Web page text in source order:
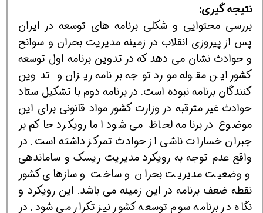
نتیجه گیری:
بررسی محتوایی و شكلی برنامه های توسعه در ایران
پس از پیروزی انقلاب در زمینه مدیریت بحران و سوانح
و حوادث نشان می دهد كه در تدوین برنامه اول توسعه
كشور این مقوله مورد توجه برنامه ریزان و تدوین
كنندگان برنامه نبوده است. در برنامه دوم با تشكیل ستاد
حوادث غیر مترقبه در وزارت كشور مواد قانونی برای این
موضوع در برنامه لحاظ می شود اما رویكرد حاكم بر
جبران خسارات ناشی از حوادث تمركز داشته است. در
واقع عدم توجه به رویكرد مدیریت ریسك و ساماندهی
و وضعیت مدیریت بحران و ساخت و سازهای كشور
نقطه ضعف برنامه در این زمینه می باشد. این رویكرد و
نگاه در برنامه سوم توسعه كشور نیز تكرار می شود. در